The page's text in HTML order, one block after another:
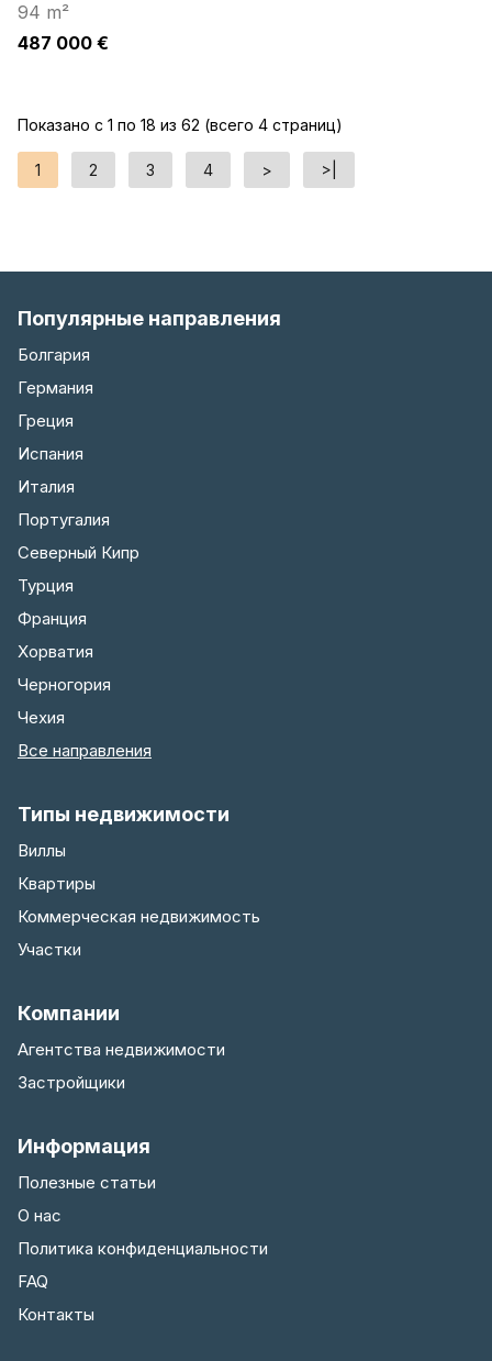
94 m²
487 000 €
Показано с 1 по 18 из 62 (всего 4 страниц)
1 2 3 4 > >|
Популярные направления
Болгария
Германия
Греция
Испания
Италия
Португалия
Северный Кипр
Турция
Франция
Хорватия
Черногория
Чехия
Все направления
Типы недвижимости
Виллы
Квартиры
Коммерческая недвижимость
Участки
Компании
Агентства недвижимости
Застройщики
Информация
Полезные статьи
О нас
Политика конфиденциальности
FAQ
Контакты